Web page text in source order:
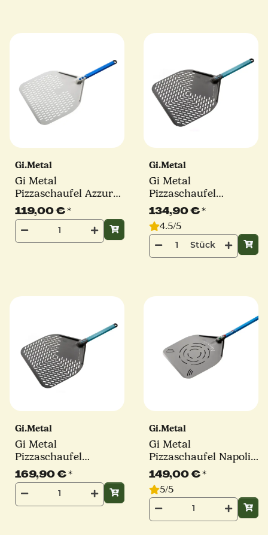
Gi.Metal
Gi Metal
Pizzaschaufel Azzurra
| Ø 36 cm | Stiel 30
cm | eckig
119,00 €*
Gi.Metal
Gi Metal
Pizzaschaufel
Evoluzione | Ø 33 cm |
Stiel 30 cm | eckig
134,90 €*
4.5/5
Stück
Gi.Metal
Gi Metal
Pizzaschaufel
Evoluzione | Ø 36 cm |
Stiel 30 cm | eckig
169,90 €*
Gi.Metal
Gi Metal
Pizzaschaufel Napoli |
Ø 33 cm | Stiel 60 cm
| eckig
149,00 €*
5/5